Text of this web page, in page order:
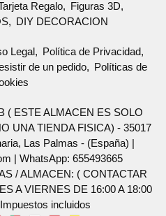
Regalo
Figuras 3D
DIY DECORACION
Legal
Política de Privacidad
de un pedido
Políticas de
( ESTE ALMACEN ES SOLO
UNA TIENDA FISICA) - 35017
Las Palmas - (España) |
| WhatsApp: 655493665
/ ALMACEN: ( CONTACTAR
A VIERNES DE 16:00 A 18:00
incluidos